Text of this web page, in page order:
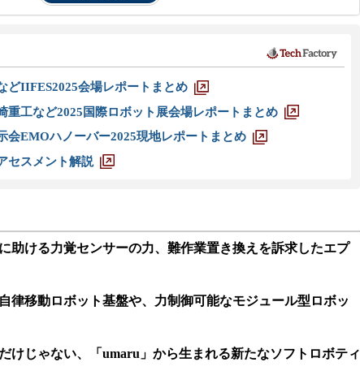
どIIFES2025会場レポートまとめ
重工など2025国際ロボット展会場レポートまとめ
会EMOハノーバー2025現地レポートまとめ
セスメント解説
助ける力覚センサーの力、難作業置き換えを訴求したエプ
律移動ロボット基盤や、力制御可能なモジュール型ロボッ
けじゃない、「umaru」から生まれる新たなソフトロボティ